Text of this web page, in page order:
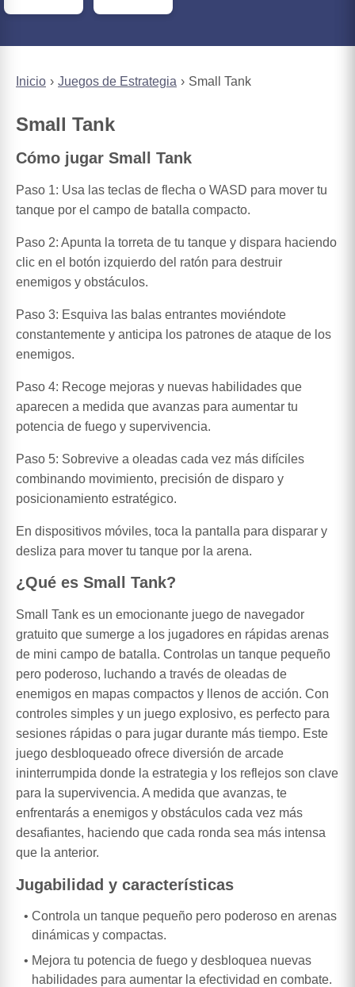
Inicio Juegos de Estrategia Small Tank
Small Tank
Cómo jugar Small Tank
Paso 1: Usa las teclas de flecha o WASD para mover tu
tanque por el campo de batalla compacto.
Paso 2: Apunta la torreta de tu tanque y dispara haciendo
clic en el botón izquierdo del ratón para destruir
enemigos y obstáculos.
Paso 3: Esquiva las balas entrantes moviéndote
constantemente y anticipa los patrones de ataque de los
enemigos.
Paso 4: Recoge mejoras y nuevas habilidades que
aparecen a medida que avanzas para aumentar tu
potencia de fuego y supervivencia.
Paso 5: Sobrevive a oleadas cada vez más difíciles
combinando movimiento, precisión de disparo y
posicionamiento estratégico.
En dispositivos móviles, toca la pantalla para disparar y
desliza para mover tu tanque por la arena.
¿Qué es Small Tank?
Small Tank es un emocionante juego de navegador
gratuito que sumerge a los jugadores en rápidas arenas
de mini campo de batalla. Controlas un tanque pequeño
pero poderoso, luchando a través de oleadas de
enemigos en mapas compactos y llenos de acción. Con
controles simples y un juego explosivo, es perfecto para
sesiones rápidas o para jugar durante más tiempo. Este
juego desbloqueado ofrece diversión de arcade
ininterrumpida donde la estrategia y los reflejos son clave
para la supervivencia. A medida que avanzas, te
enfrentarás a enemigos y obstáculos cada vez más
desafiantes, haciendo que cada ronda sea más intensa
que la anterior.
Jugabilidad y características
Controla un tanque pequeño pero poderoso en arenas
dinámicas y compactas.
Mejora tu potencia de fuego y desbloquea nuevas
habilidades para aumentar la efectividad en combate.